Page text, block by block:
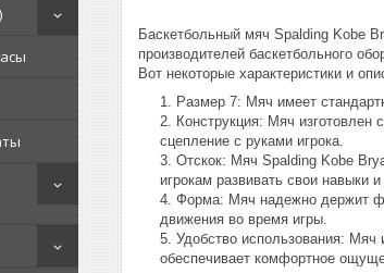
Баскетбольный мяч Spalding Kobe
производителей баскетбольного
Вот некоторые характеристики и
Размер 7: Мяч имеет
Конструкция: Мяч изготовлен
сцепление с руками игрока.
Отскок: Мяч Spalding Kobe
игрокам развивать свои навыки
Форма: Мяч надежно держит
движения во время игры.
Удобство использования:
обеспечивает комфортное